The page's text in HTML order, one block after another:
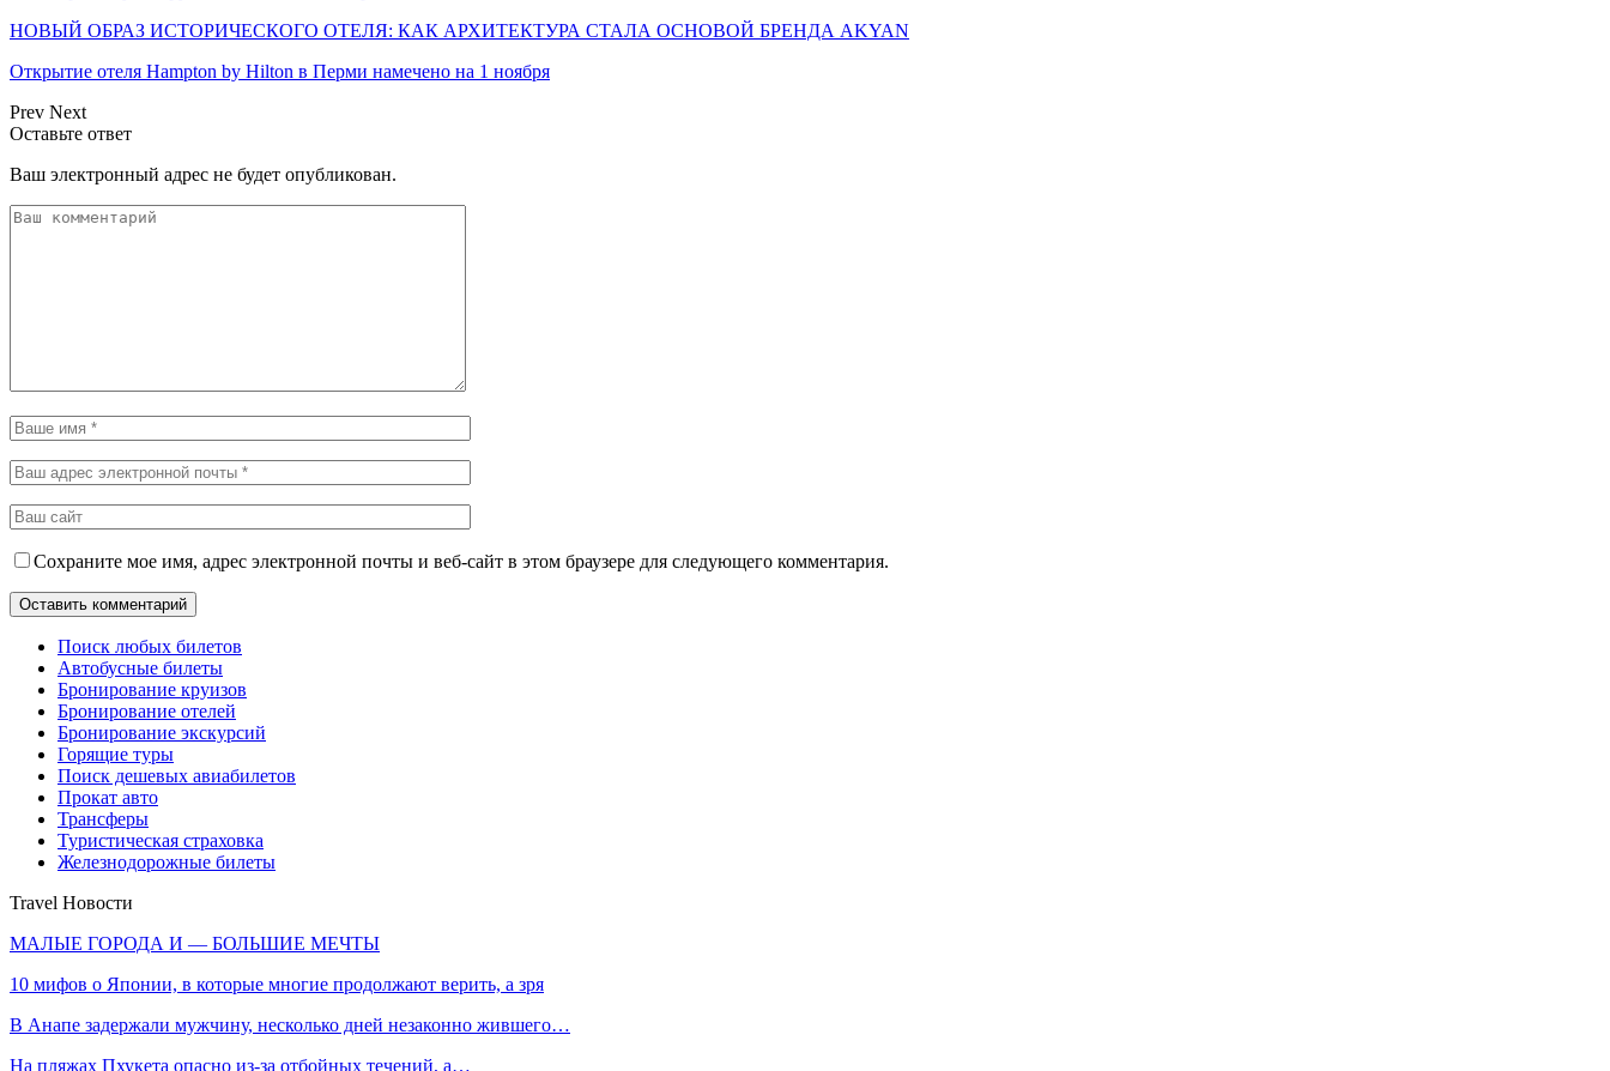
НОВЫЙ ОБРАЗ ИСТОРИЧЕСКОГО ОТЕЛЯ: КАК АРХИТЕКТУРА СТАЛА ОСНОВОЙ БРЕНДА AKYAN
Открытие отеля Hampton by Hilton в Перми намечено на 1 ноября
Prev Next
Оставьте ответ
Ваш электронный адрес не будет опубликован.
Сохраните мое имя, адрес электронной почты и веб-сайт в этом браузере для следующего комментария.
Поиск любых билетов
Автобусные билеты
Бронирование круизов
Бронирование отелей
Бронирование экскурсий
Горящие туры
Поиск дешевых авиабилетов
Прокат авто
Трансферы
Туристическая страховка
Железнодорожные билеты
Travel Новости
МАЛЫЕ ГОРОДА И — БОЛЬШИЕ МЕЧТЫ
10 мифов о Японии, в которые многие продолжают верить, а зря
В Анапе задержали мужчину, несколько дней незаконно жившего…
На пляжах Пхукета опасно из-за отбойных течений, а…